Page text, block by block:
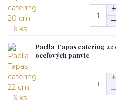
Paella Tapas catering 22
oceľových panvic